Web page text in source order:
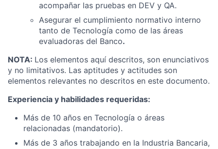
acompañar las pruebas en DEV y QA.
Asegurar el cumplimiento normativo interno
tanto de Tecnología como de las áreas
evaluadoras del Banco.
NOTA: Los elementos aquí descritos, son enunciativos
y no limitativos. Las aptitudes y actitudes son
elementos relevantes no descritos en este documento.
Experiencia y habilidades requeridas:
Más de 10 años en Tecnología o áreas
relacionadas (mandatorio).
Más de 3 años trabajando en la Industria Bancaria,